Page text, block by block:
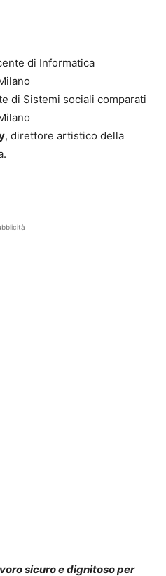
di Informatica
di Sistemi sociali comparati
, direttore artistico della
sicuro e dignitoso per